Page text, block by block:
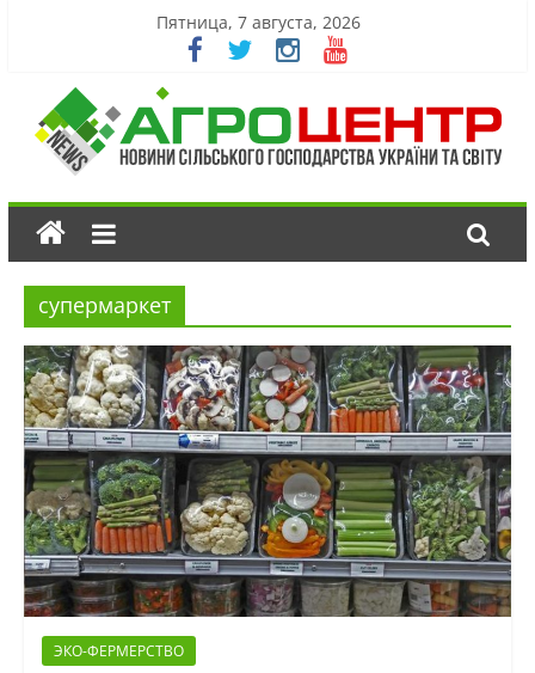
Пятница, 7 августа, 2026
супермаркет
ЭКО-ФЕРМЕРСТВО